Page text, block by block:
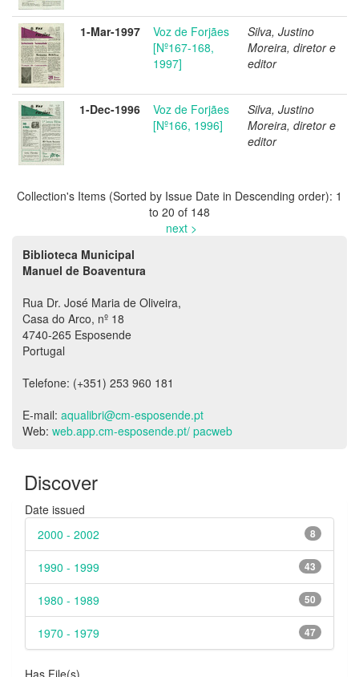
1-Mar-1997
Voz de Forjães
[Nº167-168,
1997]
Silva, Justino
Moreira, diretor e
editor
1-Dec-1996
Voz de Forjães
[Nº166, 1996]
Silva, Justino
Moreira, diretor e
editor
Collection's Items (Sorted by Issue Date in Descending order): 1
to 20 of 148
next >
Biblioteca Municipal
Manuel de Boaventura
Rua Dr. José Maria de Oliveira,
Casa do Arco, nº 18
4740-265 Esposende
Portugal
Telefone: (+351) 253 960 181
E-mail:aqualibri@cm-esposende.pt
Web:web.app.cm-esposende.pt/ pacweb
Discover
Date issued
8
2000 - 2002
43
1990 - 1999
50
1980 - 1989
47
1970 - 1979
Has File(s)